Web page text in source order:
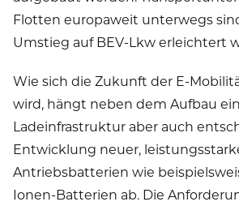
Flotten europaweit unterwegs
Umstieg auf BEV-Lkw erleichtert
Wie sich die Zukunft der E-
wird, hängt neben dem Aufbau
Ladeinfrastruktur aber auch
Entwicklung neuer,
Antriebsbatterien wie
Ionen-Batterien ab. Die